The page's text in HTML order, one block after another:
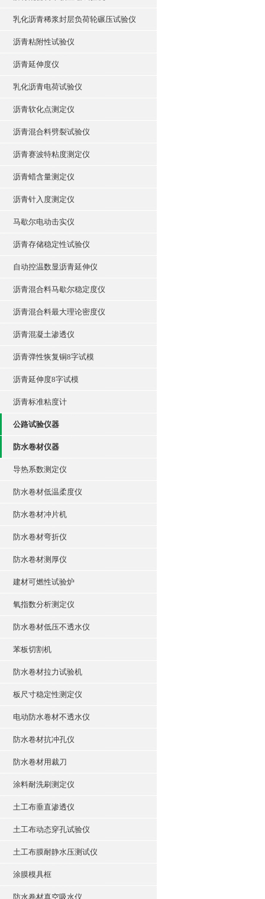
乳化沥青稀浆封层负荷轮碾压试验仪
沥青粘附性试验仪
沥青延伸度仪
乳化沥青电荷试验仪
沥青软化点测定仪
沥青混合料劈裂试验仪
沥青赛波特粘度测定仪
沥青蜡含量测定仪
沥青针入度测定仪
马歇尔电动击实仪
沥青存储稳定性试验仪
自动控温数显沥青延伸仪
沥青混合料马歇尔稳定度仪
沥青混合料最大理论密度仪
沥青混凝土渗透仪
沥青弹性恢复铜8字试模
沥青延伸度8字试模
沥青标准粘度计
公路试验仪器
防水卷材仪器
导热系数测定仪
防水卷材低温柔度仪
防水卷材冲片机
防水卷材弯折仪
防水卷材测厚仪
建材可燃性试验炉
氧指数分析测定仪
防水卷材低压不透水仪
苯板切割机
防水卷材拉力试验机
板尺寸稳定性测定仪
电动防水卷材不透水仪
防水卷材抗冲孔仪
防水卷材用裁刀
涂料耐洗刷测定仪
土工布垂直渗透仪
土工布动态穿孔试验仪
土工布膜耐静水压测试仪
涂膜模具框
防水卷材真空吸水仪